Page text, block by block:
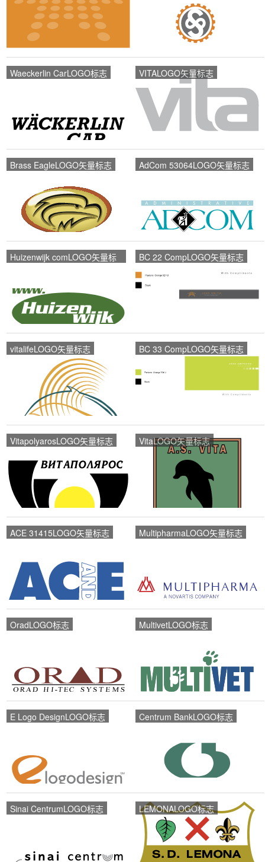
Waeckerlin CarLOGO标志 VITALOGO矢量标志
Brass EagleLOGO矢量标志 AdCom 53064LOGO矢量标志
Huizenwijk comLOGO矢量标
BC 22 CompLOGO矢量标志
vitalifeLOGO矢量标志 BC 33 CompLOGO矢量标志
VitapolyarosLOGO矢量标志 VitaLOGO矢量标志
ACE 31415LOGO矢量标志 MultipharmaLOGO矢量标志
OradLOGO标志 MultivetLOGO标志
E Logo DesignLOGO标志 Centrum BankLOGO标志
Sinai CentrumLOGO标志 LEMONALOGO标志